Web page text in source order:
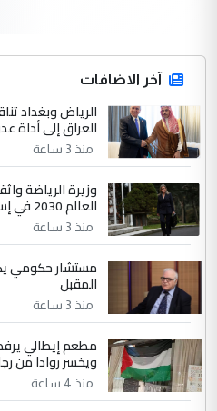
جنسية الرافد الثالث
ابا فرات ...
الموضوع :
الجواهري يرد
مضجعيك يابن الزنا (نص
سردار
التعليق : واحد من عصابة
جنسية الرافد الثالث
ابا فرات ...
الموضوع :
الجواهري يرد
مضجعيك يابن الزنا (نص كامل)
حيدر عاشور
التعليق : تحياتي لك استاذ
دقيق ومسؤول؛
آخر الاضافات
الرياض وبغداد
العراق إلى أداة
منذ 3 ساعة
وزيرة الرياضة
العالم 2030 في إسبانيا
منذ 3 ساعة
مستشار حكومي
المقبل
منذ 3 ساعة
مطعم إيطالي
ويخسر روادا من
منذ 4 ساعة